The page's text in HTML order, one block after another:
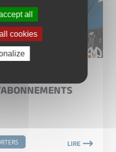
LIRE
all
cookies